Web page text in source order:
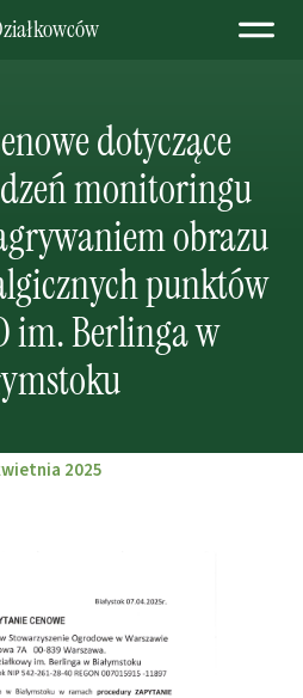
dotyczące
monitoringu
obrazu
punktów
im. Berlinga w
2025